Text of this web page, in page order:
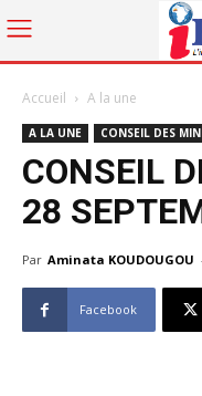
Accueil A la une
A LA UNE CONSEIL DES
CONSEIL
28
Par Aminata KOUDOUGOU
Facebook